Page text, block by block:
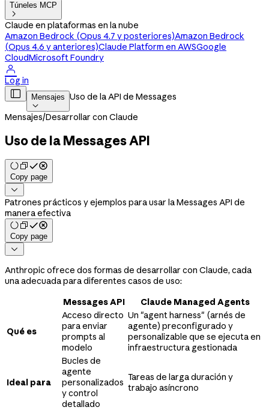
Túneles MCP

Claude en plataformas en la nube
Amazon Bedrock (Opus 4.7 y posteriores)Amazon Bedrock
(Opus 4.6 y anteriores)Claude Platform en AWSGoogle
CloudMicrosoft Foundry

Log in
 Mensajes

Uso de la API de Messages
Mensajes/Desarrollar con Claude
Uso de la Messages API
Copy page

Patrones prácticos y ejemplos para usar la Messages API de
manera efectiva
Copy page

Anthropic ofrece dos formas de desarrollar con Claude, cada
una adecuada para diferentes casos de uso:
Messages API
Claude Managed Agents
Qué es
Acceso directo
para enviar
prompts al
modelo
Un "agent harness" (arnés de
agente) preconfigurado y
personalizable que se ejecuta en
infraestructura gestionada
Ideal para
Bucles de
agente
personalizados
y control
detallado
Tareas de larga duración y
trabajo asíncrono